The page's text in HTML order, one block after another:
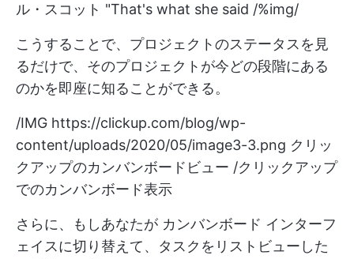
ル・スコット "That's what she said /%img/
こうすることで、プロジェクトのステータスを見
るだけで、そのプロジェクトが今どの段階にある
のかを即座に知ることができる。
/IMG https://clickup.com/blog/wp-
content/uploads/2020/05/image3-3.png クリッ
クアップのカンバンボードビュー /クリックアップ
でのカンバンボード表示
さらに、もしあなたが カンバンボード インターフ
ェイスに切り替えて、タスクをリストビューした